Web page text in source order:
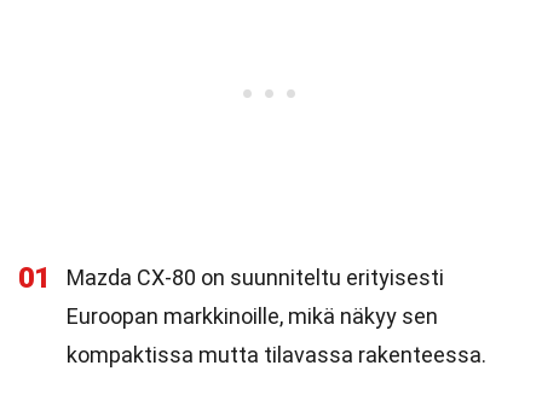
01
Mazda CX-80 on suunniteltu erityisesti
Euroopan markkinoille, mikä näkyy sen
kompaktissa mutta tilavassa rakenteessa.